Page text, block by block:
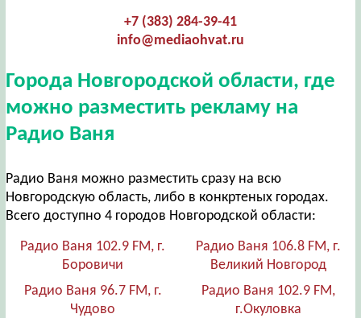
+7 (383) 284-39-41
info@mediaohvat.ru
Города Новгородской области, где
можно разместить рекламу на
Радио Ваня
Радио Ваня можно разместить сразу на всю
Новгородскую область, либо в конкртеных городах.
Всего доступно 4 городов Новгородской области:
Радио Ваня 102.9 FM, г.
Боровичи
Радио Ваня 106.8 FM, г.
Великий Новгород
Радио Ваня 96.7 FM, г.
Чудово
Радио Ваня 102.9 FM,
г.Окуловка